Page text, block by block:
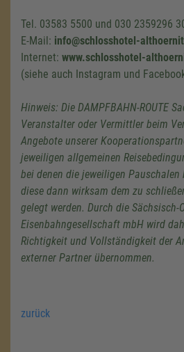
Tel. 03583 5500 und 030 2359296
E-Mail: info@schlosshotel-
Internet: www.schlosshotel-
(siehe auch Instagram und
Hinweis: Die DAMPFBAHN-ROUTE
Veranstalter oder Vermittler beim
Angebote unserer
jeweiligen allgemeinen
bei denen die jeweiligen
diese dann wirksam dem zu
gelegt werden. Durch die Sächsisch-
Eisenbahngesellschaft mbH wird
Richtigkeit und Vollständigkeit der
externer Partner übernommen.
zurück